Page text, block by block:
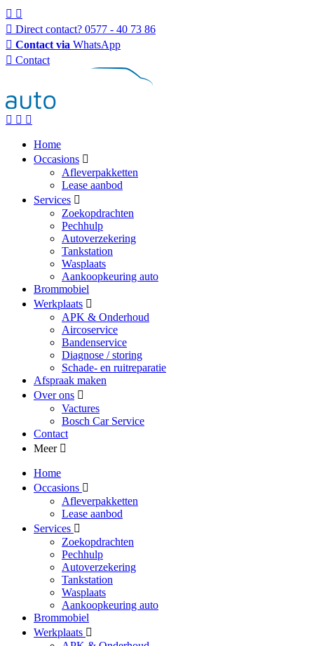
Direct contact? 0577 - 40 73 86
Contact via WhatsApp
Contact
Home
Occasions
Afleverpakketten
Lease aanbod
Services
Zoekopdrachten
Pechhulp
Autoverzekering
Tankstation
Wasplaats
Aankoopkeuring auto
Brommobiel
Werkplaats
APK & Onderhoud
Aircoservice
Bandenservice
Diagnose / storing
Schade- en ruitreparatie
Afspraak maken
Over ons
Vactures
Bosch Car Service
Contact
Meer
Home
Occasions
Afleverpakketten
Lease aanbod
Services
Zoekopdrachten
Pechhulp
Autoverzekering
Tankstation
Wasplaats
Aankoopkeuring auto
Brommobiel
Werkplaats